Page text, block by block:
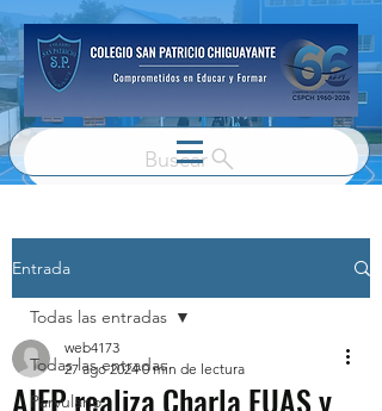
Buscar
Entrada
Todas las entradas
Parvulario
Todas las entradas
AIEP realiza Charla FUAS y
web4173
27 ago 2024 0 min de lectura